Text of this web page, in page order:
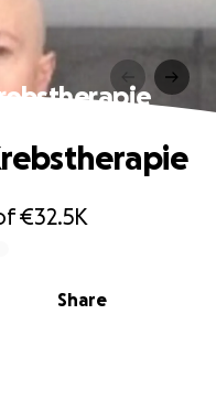
€32.5K
Share